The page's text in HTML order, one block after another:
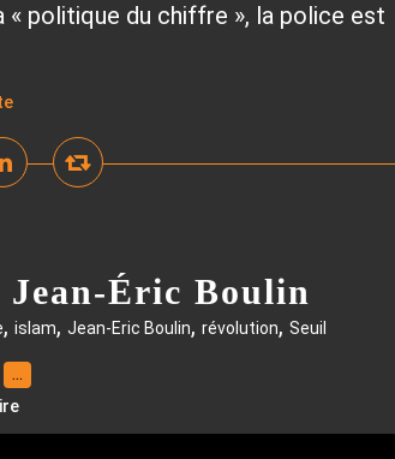
politique du chiffre », la police est
Éric Boulin
, islam, Jean-Eric Boulin, révolution, Seuil
…